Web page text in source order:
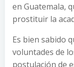
en Guatemala,
prostituir la
Es bien sabido
voluntades de
postulación de